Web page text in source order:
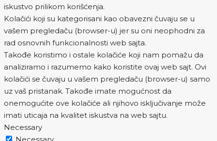
iskustvo prilikom korišćenja.
Kolačići koji su kategorisani kao obavezni čuvaju se u
vašem pregledaču (browser-u) jer su oni neophodni za
rad osnovnih funkcionalnosti web sajta.
Takođe koristimo i ostale kolačiće koji nam pomažu da
analiziramo i razumemo kako koristite ovaj web sajt. Ovi
kolačići se čuvaju u vašem pregledaču (browser-u) samo
uz vaš pristanak. Takođe imate mogućnost da
onemogućite ove kolačiće ali njihovo isključivanje može
imati uticaja na kvalitet iskustva na web sajtu.
Necessary